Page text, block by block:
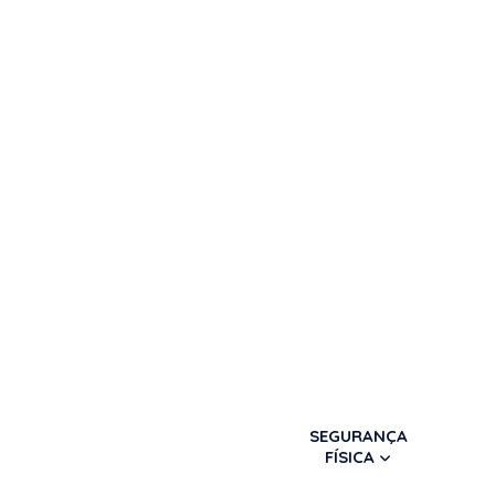
SEGURANÇA
FÍSICA